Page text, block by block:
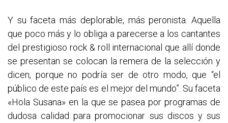
Y su faceta más deplorable, más peronista. Aquella
que poco más y lo obliga a parecerse a los cantantes
del prestigioso rock & roll internacional que allí donde
se presentan se colocan la remera de la selección y
dicen, porque no podría ser de otro modo, que “el
público de este país es el mejor del mundo”. Su faceta
«Hola Susana» en la que se pasea por programas de
dudosa calidad para promocionar sus discos y sus